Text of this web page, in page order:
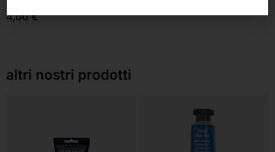
4,00€
altri nostri prodotti